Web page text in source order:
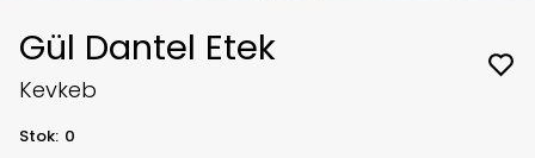
Gül Dantel Etek
Kevkeb
Stok: 0